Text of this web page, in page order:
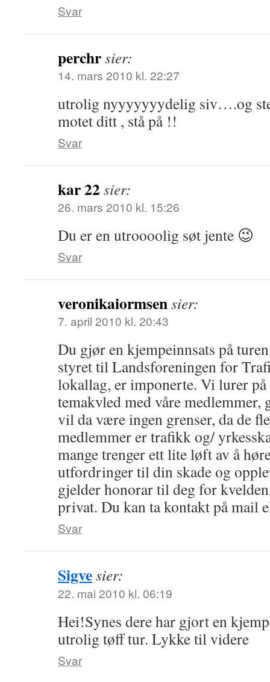
Svar
perchrsier:
14. mars 2010 kl. 22:27
utrolig nyyyyyyydelig siv….og
motet ditt , stå på !!
Svar
kar 22 sier:
26. mars 2010 kl. 15:26
Du er en utroooolig søt jente 😉
Svar
veronikaiormsensier:
7. april 2010 kl. 20:43
Du gjør en kjempeinnsats på
styret til Landsforeningen for
lokallag, er imponerte. Vi lurer
temakvled med våre medlemmer,
vil da være ingen grenser, da de
medlemmer er trafikk og/
mange trenger ett lite løft av å
utfordringer til din skade og
gjelder honorar til deg for
privat. Du kan ta kontakt på mail
Svar
Sigvesier:
22. mai 2010 kl. 06:19
Hei!Synes dere har gjort en
utrolig tøff tur. Lykke til videre
Svar